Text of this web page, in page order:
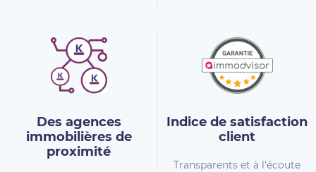
Des agences
immobilières de
proximité
Indice de satisfaction
client
Transparents et à l'écoute